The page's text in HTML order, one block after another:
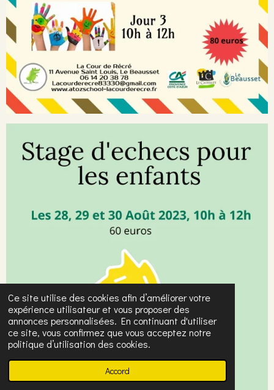
Ce site utilise des cookies afin d’améliorer votre
expérience utilisateur et vous proposer des
annonces personnalisées. En continuant d'utiliser
ce site, vous confirmez que vous acceptez notre
politique d’utilisation des cookies.
Accord